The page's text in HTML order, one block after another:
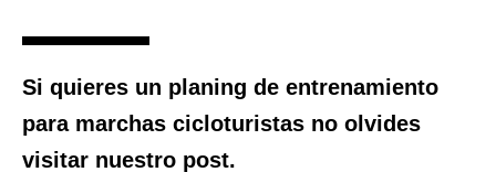
Si quieres un planing de entrenamiento
para marchas cicloturistas no olvides
visitar nuestro post.